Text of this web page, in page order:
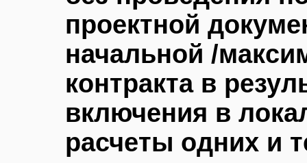
проектной
начальной /
контракта в
включения в
расчеты одних и